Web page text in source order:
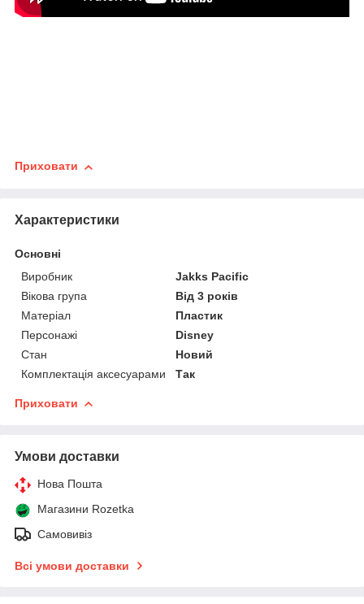
Приховати
Характеристики
Основні
Виробник
Jakks Pacific
Вікова група
Від 3 років
Матеріал
Пластик
Персонажі
Disney
Стан
Новий
Комплектація аксесуарами
Так
Приховати
Умови доставки
Нова Пошта
Магазини Rozetka
Самовивіз
Всі умови доставки